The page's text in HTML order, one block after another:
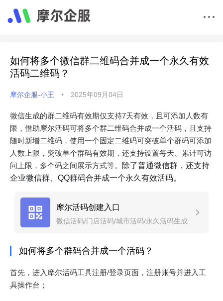
如何将多个微信群二维码合并成一个永久有效
活码二维码？
摩尔企服-小王 • 2025年09月04日
微信生成的群二维码有效期仅支持7天有效，且可添加人数有
限，借助摩尔活码可将多个群二维码合并成一个活码，且支持
随时新增二维码，使用一个固定二维码可突破单个群码可添加
人数上限，突破单个群码有效期，还支持设置每天、累计可访
问上限，多个码之间展示方式等。
除了普通微信群，还支持
企业微信群、QQ群码合并成一个永久有效活码。
摩尔活码创建入口
微信活码/门店活码/城市活码/永久活码生成
如何将多个群码合并成一个活码？
首先，进入摩尔活码工具注册/登录页面，注册账号并进入工
具操作台；